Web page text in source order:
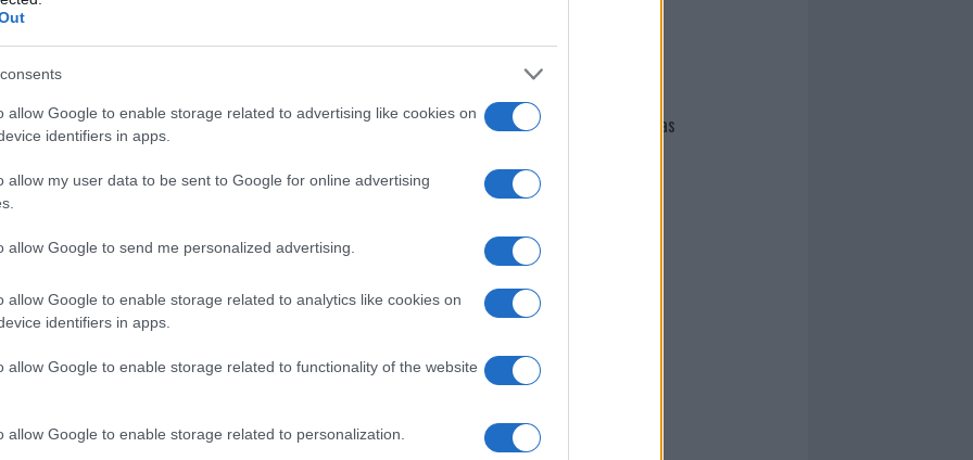
allow Google to enable storage related to advertising like cookies on
identifiers in apps.
allow my user data to be sent to Google for online advertising
allow Google to send me personalized advertising.
allow Google to enable storage related to analytics like cookies on
identifiers in apps.
allow Google to enable storage related to functionality of the website
allow Google to enable storage related to personalization.
Guardia Di Finanza Olbia
di GalluraOggi.it
i tuoi video e le tue foto
+39 345 356 7512
news da
Giovannimaria Cabras